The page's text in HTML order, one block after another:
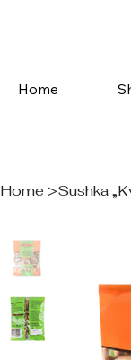
Home
Home >Sushka